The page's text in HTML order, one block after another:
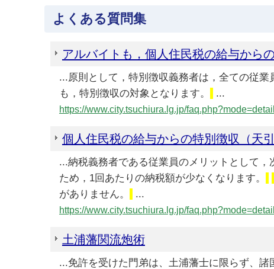
よくある質問集
アルバイトも，個人住民税の給与から
...原則として，特別徴収義務者は，全ての従業
も，特別徴収の対象となります。
...
https://www.city.tsuchiura.lg.jp/
個人住民税の給与からの特別徴収（天
...納税義務者である従業員のメリットとして，
ため，1回あたりの納税額が少なくなります。
がありません。
...
https://www.city.tsuchiura.lg.jp/
土浦藩関流炮術
...免許を受けた門弟は、土浦藩士に限らず、